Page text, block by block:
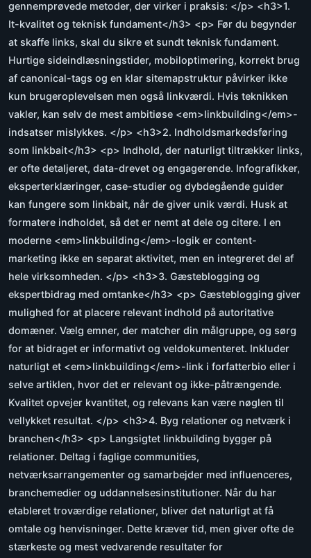
gennemprøvede metoder, der virker i praksis: </p> <h3>1.
It-kvalitet og teknisk fundament</h3> <p> Før du begynder
at skaffe links, skal du sikre et sundt teknisk fundament.
Hurtige sideindlæsningstider, mobiloptimering, korrekt brug
af canonical-tags og en klar sitemapstruktur påvirker ikke
kun brugeroplevelsen men også linkværdi. Hvis teknikken
vakler, kan selv de mest ambitiøse <em>linkbuilding</em>-
indsatser mislykkes. </p> <h3>2. Indholdsmarkedsføring
som linkbait</h3> <p> Indhold, der naturligt tiltrækker links,
er ofte detaljeret, data-drevet og engagerende. Infografikker,
eksperterklæringer, case-studier og dybdegående guider
kan fungere som linkbait, når de giver unik værdi. Husk at
formatere indholdet, så det er nemt at dele og citere. I en
moderne <em>linkbuilding</em>-logik er content-
marketing ikke en separat aktivitet, men en integreret del af
hele virksomheden. </p> <h3>3. Gæsteblogging og
ekspertbidrag med omtanke</h3> <p> Gæsteblogging giver
mulighed for at placere relevant indhold på autoritative
domæner. Vælg emner, der matcher din målgruppe, og sørg
for at bidraget er informativt og veldokumenteret. Inkluder
naturligt et <em>linkbuilding</em>-link i forfatterbio eller i
selve artiklen, hvor det er relevant og ikke-påtrængende.
Kvalitet opvejer kvantitet, og relevans kan være nøglen til
vellykket resultat. </p> <h3>4. Byg relationer og netværk i
branchen</h3> <p> Langsigtet linkbuilding bygger på
relationer. Deltag i faglige communities,
netværksarrangementer og samarbejder med influenceres,
branchemedier og uddannelsesinstitutioner. Når du har
etableret troværdige relationer, bliver det naturligt at få
omtale og henvisninger. Dette kræver tid, men giver ofte de
stærkeste og mest vedvarende resultater for